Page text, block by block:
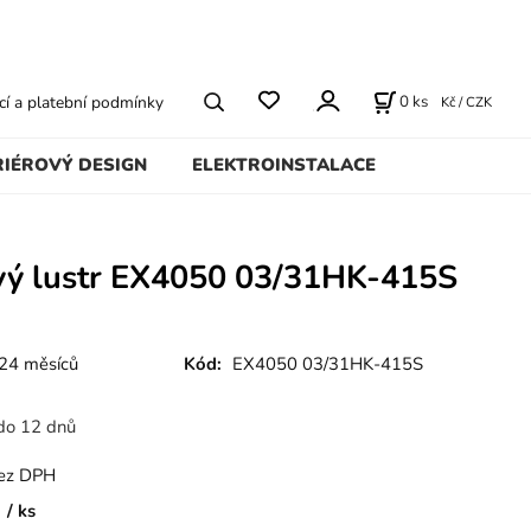
DESIGN ELEKTROINSTALACE
a platební podmínky 0 ks Kč / CZK
lustr EX4050 03/31HK-415S
měsíců Kód: EX4050 03/31HK-415S
12 dnů
DPH
ks